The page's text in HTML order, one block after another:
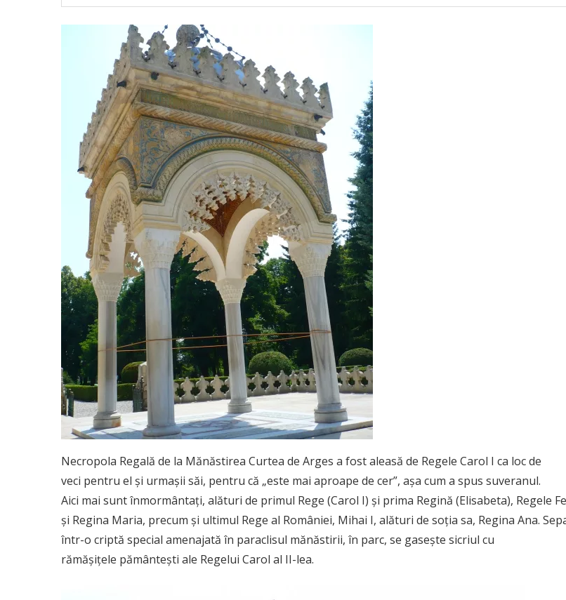
Necropola Regală de la Mănăstirea Curtea de Arges a fost aleasă de Regele Carol I ca loc de
veci pentru el și urmașii săi, pentru că „este mai aproape de cer”, așa cum a spus suveranul.
Aici mai sunt înmormântați, alături de primul Rege (Carol I) și prima Regină (Elisabeta), Regele
și Regina Maria, precum și ultimul Rege al României, Mihai I, alături de soția sa, Regina Ana.
într-o criptă special amenajată în paraclisul mănăstirii, în parc, se gasește sicriul cu
rămășițele pământești ale Regelui Carol al II-lea.